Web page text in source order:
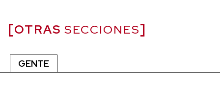
OTRAS SECCIONES
GENTE